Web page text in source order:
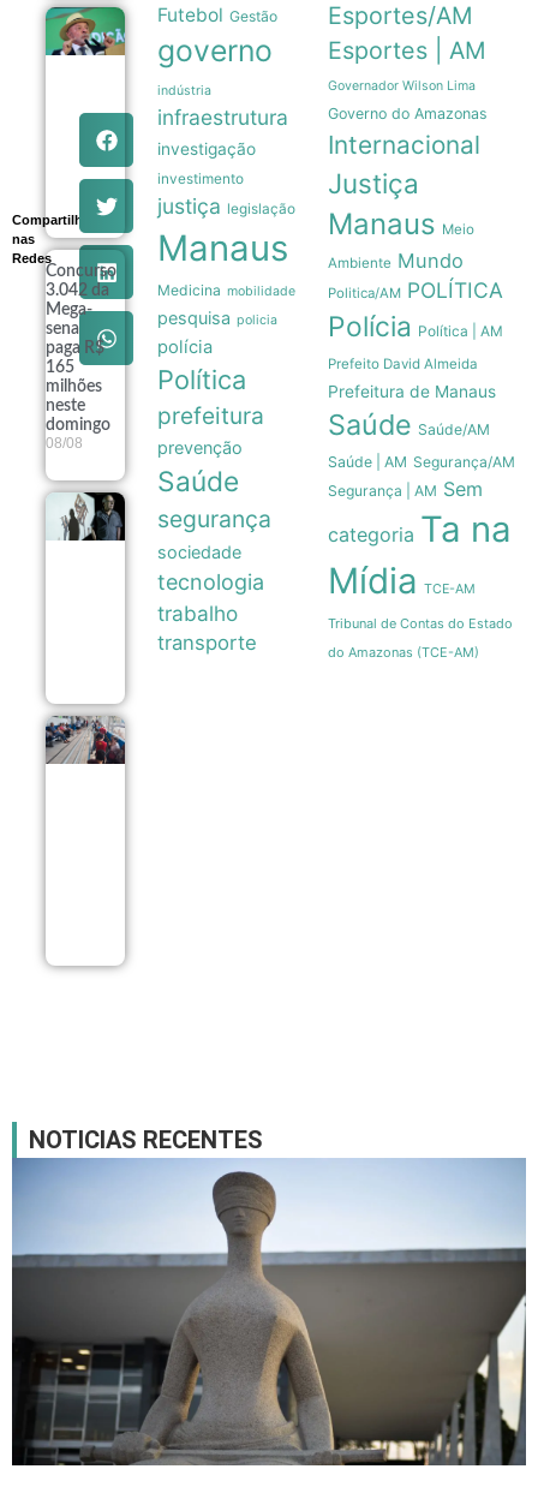
Compartilhe
nas
Redes
pretende
apresentar
dados de
preservação
Amazônia
ao governo
Trump
08/08
Concurso
3.042 da
Mega-
sena
paga R$
165
milhões
neste
domingo
08/08
Exposição
fotográfica
no Rio
revela a
estética e a
resistência
ambulantes
Futebol Gestão
governo
indústria
infraestrutura
investigação
investimento
justiça legislação
Manaus
Medicina mobilidade
pesquisa policia
polícia
Política
prefeitura
prevenção
Saúde
segurança
sociedade
tecnologia
trabalho
transporte
Esportes/AM
Esportes | AM
Governador Wilson Lima
Governo do Amazonas
Internacional
Justiça
Manaus Meio
Ambiente Mundo
Politica/AM POLÍTICA
Polícia Política | AM
Prefeito David Almeida
Prefeitura de Manaus
Saúde Saúde/AM
Saúde | AM Segurança/AM
Segurança | AM Sem
categoria Ta na
Mídia TCE-AM
Tribunal de Contas do Estado
do Amazonas (TCE-AM)
NOTICIAS RECENTES